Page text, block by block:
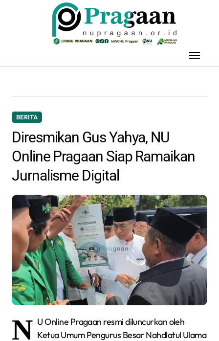
BERITA
Diresmikan Gus Yahya, NU
Online Pragaan Siap Ramaikan
Jurnalisme Digital
N U Online Pragaan resmi diluncurkan oleh
Ketua Umum Pengurus Besar Nahdlatul Ulama